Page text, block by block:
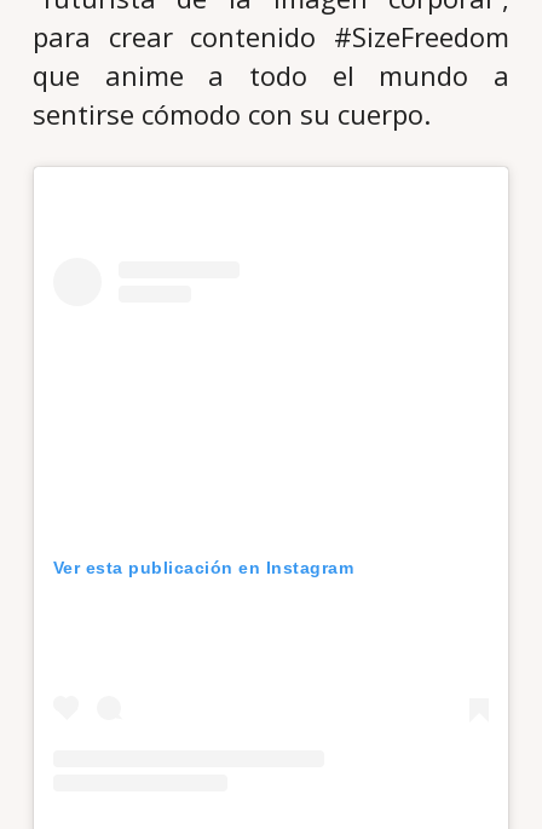
para crear contenido #SizeFreedom
que anime a todo el mundo a
sentirse cómodo con su cuerpo.
Ver esta publicación en Instagram